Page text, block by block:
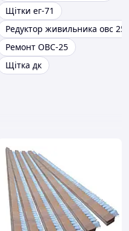
Щітки ег-71
Редуктор живильника овс 25
Ремонт ОВС-25
Щітка дк